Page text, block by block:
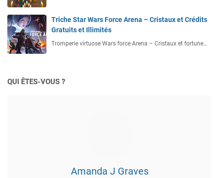
Triche Star Wars Force Arena – Cristaux et Crédits
Gratuits et Illimités
Tromperie virtuose Wars force Arena – Cristaux et fortune…
QUI ÊTES-VOUS ?
Amanda J Graves